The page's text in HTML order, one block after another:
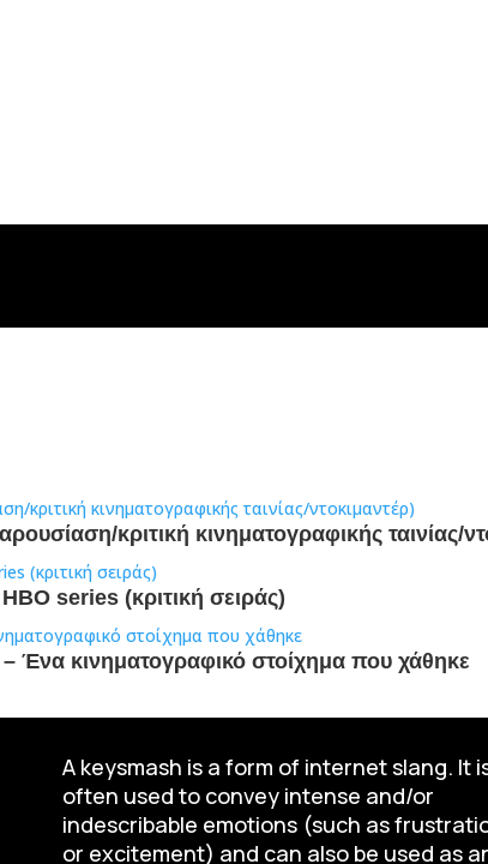
κριτική κινηματογραφικής ταινίας/
series (κριτική σειράς)
Ένα κινηματογραφικό στοίχημα που χάθηκε
A keysmash is a form of internet slang. It
often used to convey intense and/or
indescribable emotions (such as
or excitement) and can also be used as